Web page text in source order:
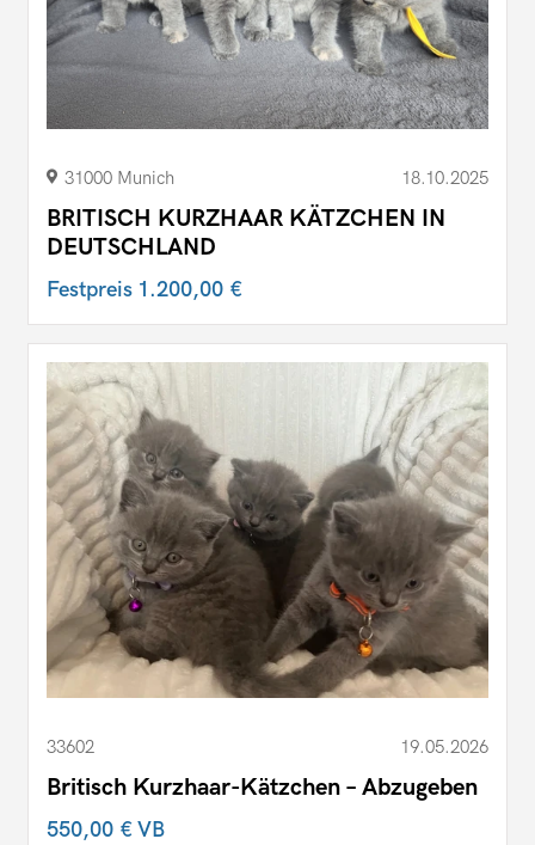
31000 Munich 18.10.2025
BRITISCH KURZHAAR KÄTZCHEN IN
DEUTSCHLAND
Festpreis 1.200,00 €
33602 19.05.2026
Britisch Kurzhaar-Kätzchen – Abzugeben
550,00 €VB